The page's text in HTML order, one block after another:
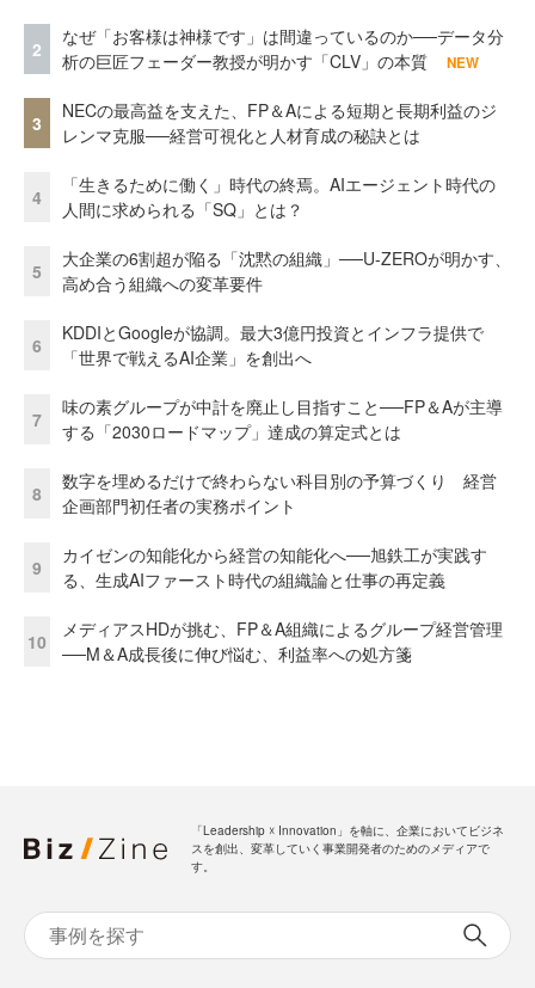
2
なぜ「お客様は神様です」は間違っているのか──データ分
析の巨匠フェーダー教授が明かす「CLV」の本質
NEW
3
NECの最高益を支えた、FP＆Aによる短期と長期利益のジ
レンマ克服──経営可視化と人材育成の秘訣とは
4
「生きるために働く」時代の終焉。AIエージェント時代の
人間に求められる「SQ」とは？
5
大企業の6割超が陥る「沈黙の組織」──U-ZEROが明かす、
高め合う組織への変革要件
6
KDDIとGoogleが協調。最大3億円投資とインフラ提供で
「世界で戦えるAI企業」を創出へ
7
味の素グループが中計を廃止し目指すこと──FP＆Aが主導
する「2030ロードマップ」達成の算定式とは
8
数字を埋めるだけで終わらない科目別の予算づくり 経営
企画部門初任者の実務ポイント
9
カイゼンの知能化から経営の知能化へ──旭鉄工が実践す
る、生成AIファースト時代の組織論と仕事の再定義
10
メディアスHDが挑む、FP＆A組織によるグループ経営管理
──M＆A成長後に伸び悩む、利益率への処方箋
「Leadership ☓ Innovation」を軸に、企業においてビジネ
スを創出、変革していく事業開発者のためのメディアで
す。